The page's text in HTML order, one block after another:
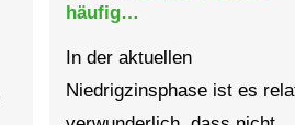
häufig…
In der aktuellen
Niedrigzinsphase ist es